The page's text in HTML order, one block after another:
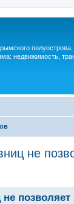
недвижимость,
не
позволяет